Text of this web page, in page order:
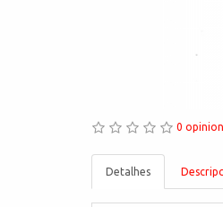
0
Detalhes